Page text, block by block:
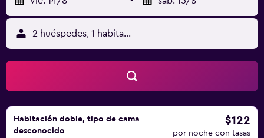
planchar con plancha. Se pueden practicar las actividades
de ocio y esparcimiento que se indican más abajo en las
instalaciones o cerca del alojamiento (es posible que se
aplique un recargo).
2 huéspedes, 1 habitación
Habitación doble, tipo de cama
desconocido
$122
por noche con tasas